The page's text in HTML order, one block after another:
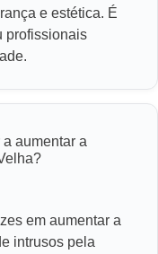
e estética. É
profissionais
aumentar a
em aumentar a
intrusos pela